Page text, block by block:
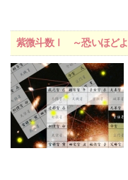
紫微斗数Ⅰ ～恐いほどよ